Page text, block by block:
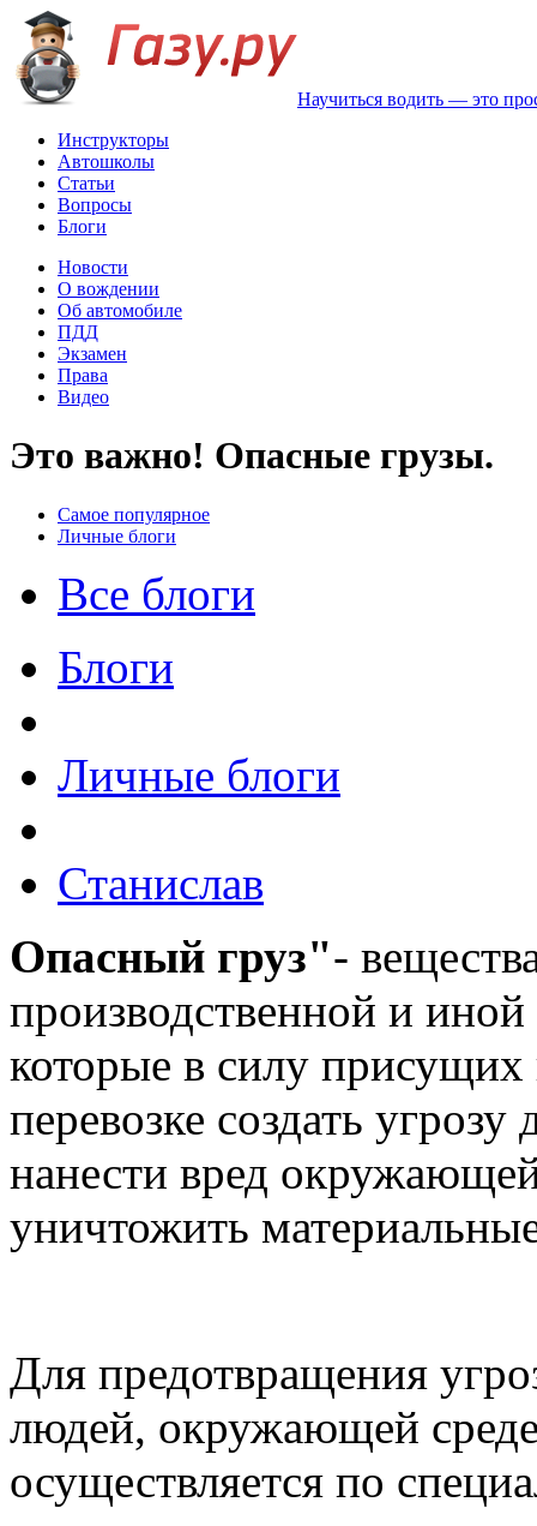
Научиться водить — это
Инструкторы
Автошколы
Статьи
Вопросы
Блоги
Новости
О вождении
Об автомобиле
ПДД
Экзамен
Права
Видео
Это важно! Опасные грузы.
Самое популярное
Личные блоги
Все блоги
Блоги
Личные блоги
Станислав
Опасный груз"-
производственной и иной
которые в силу
перевозке создать
нанести вред
уничтожить
Для предотвращения
людей, окружающей
осуществляется по